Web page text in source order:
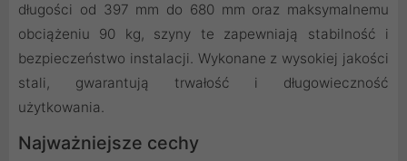
długości od 397 mm do 680 mm oraz maksymalnemu
obciążeniu 90 kg, szyny te zapewniają stabilność i
bezpieczeństwo instalacji. Wykonane z wysokiej jakości
stali, gwarantują trwałość i długowieczność
użytkowania.
Najważniejsze cechy